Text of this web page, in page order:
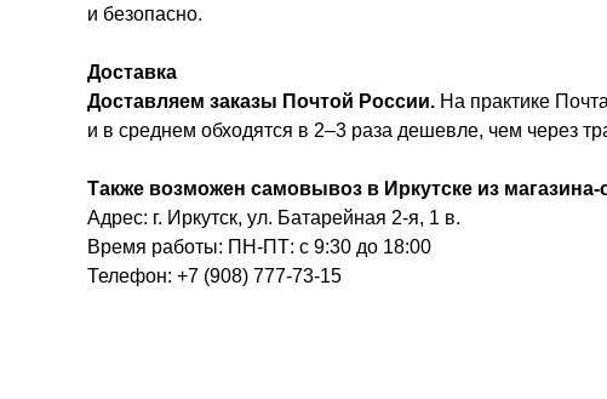
и безопасно.
Доставка
Доставляем заказы Почтой России. На практике
и в среднем обходятся в 2–3 раза дешевле, чем через
Также возможен самовывоз в Иркутске из магазина-
Адрес: г. Иркутск, ул. Батарейная 2-я, 1 в.
Время работы: ПН-ПТ: с 9:30 до 18:00
Телефон: +7 (908) 777-73-15